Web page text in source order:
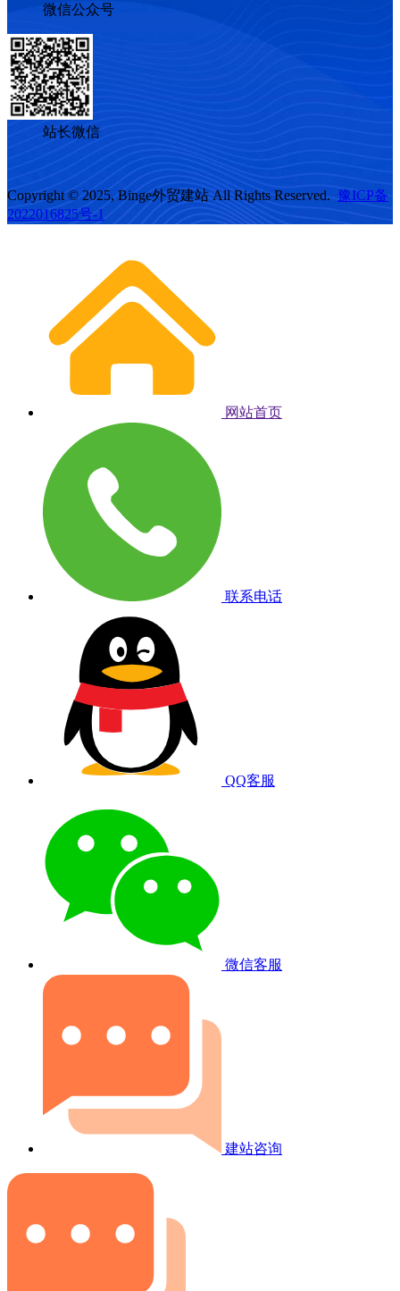
微信公众号
站长微信
Copyright © 2025, Binge外贸建站 All Rights Reserved. 豫ICP备
2022016825号-1
网站首页
联系电话
QQ客服
微信客服
建站咨询